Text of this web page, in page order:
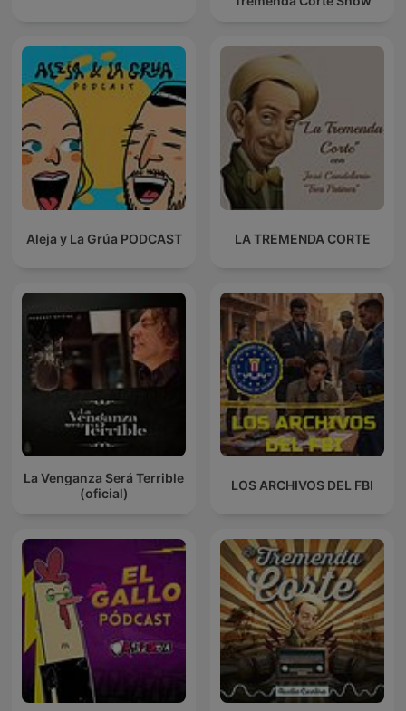
Aleja y La Grúa PODCAST LA TREMENDA CORTE
La Venganza Será Terrible
(oficial)
LOS ARCHIVOS DEL FBI